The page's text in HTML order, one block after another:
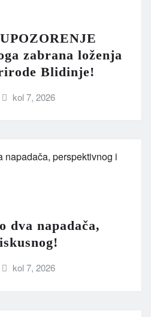
zabrana loženja
Blidinje!
kol 7, 2026
dva napadača,
kol 7, 2026